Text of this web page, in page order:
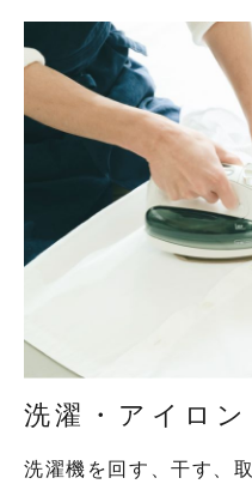
洗濯・アイロン
洗濯機を回す、干す、